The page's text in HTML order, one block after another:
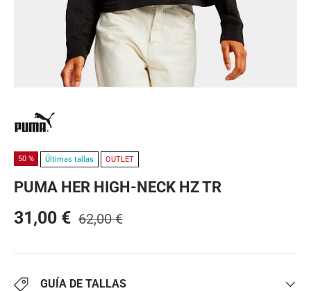
50 % Últimas tallas OUTLET
PUMA HER HIGH-NECK HZ TR
31,00 € 62,00 €
GUÍA DE TALLAS